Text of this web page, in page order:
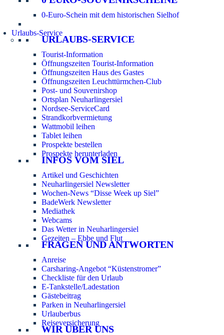
0-Euro-Schein mit dem historischen Sielhof
Urlaubs-Service
URLAUBS-SERVICE
Tourist-Information
Öffnungszeiten Tourist-Information
Öffnungszeiten Haus des Gastes
Öffnungszeiten Leuchttürmchen-Club
Post- und Souvenirshop
Ortsplan Neuharlingersiel
Nordsee-ServiceCard
Strandkorbvermietung
Wattmobil leihen
Tablet leihen
Prospekte bestellen
Prospekte herunterladen
INFOS VOM SIEL
Artikel und Geschichten
Neuharlingersiel Newsletter
Wochen-News “Disse Week up Siel”
BadeWerk Newsletter
Mediathek
Webcams
Das Wetter in Neuharlingersiel
Gezeiten – Ebbe und Flut
FRAGEN UND ANTWORTEN
Anreise
Carsharing-Angebot “Küstenstromer”
Checkliste für den Urlaub
E-Tankstelle/Ladestation
Gästebeitrag
Parken in Neuharlingersiel
Urlauberbus
Reiseversicherung
WIR ÜBER UNS